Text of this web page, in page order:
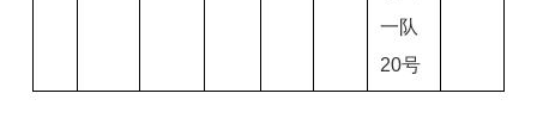
一队
20号